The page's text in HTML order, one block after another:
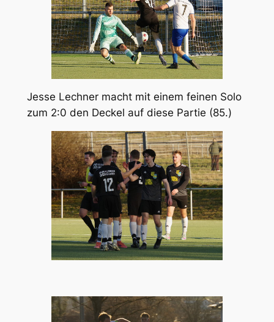
Jesse Lechner macht mit einem feinen Solo
zum 2:0 den Deckel auf diese Partie (85.)